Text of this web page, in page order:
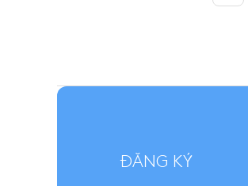
Overview Task 1 hiệu quả. 1.
ĐĂNG KÝ